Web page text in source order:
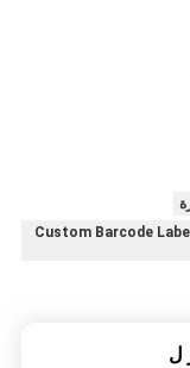
Custom Barcode
ل